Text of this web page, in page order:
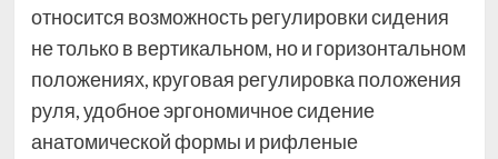
относится возможность регулировки сидения
не только в вертикальном, но и горизонтальном
положениях, круговая регулировка положения
руля, удобное эргономичное сидение
анатомической формы и рифленые